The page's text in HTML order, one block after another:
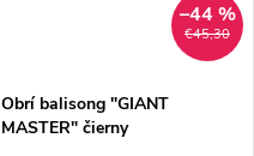
€45,30
–44 %
Obrí balisong "GIANT
MASTER" čierny